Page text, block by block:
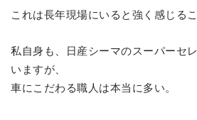
これは長年現場にいると強く感じるこ
私自身も、日産シーマのスーパーセ
いますが、
車にこだわる職人は本当に多い。